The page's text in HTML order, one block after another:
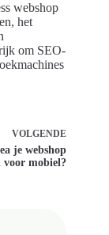
webshop
het
om SEO-
VOLGENDE
je webshop
voor mobiel?